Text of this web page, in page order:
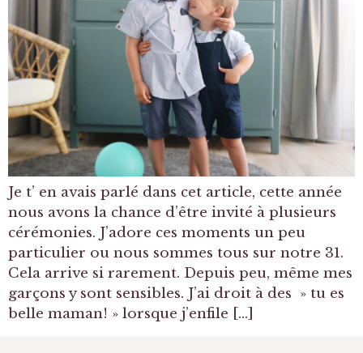
Je t’ en avais parlé dans cet article, cette année
nous avons la chance d’être invité à plusieurs
cérémonies. J’adore ces moments un peu
particulier ou nous sommes tous sur notre 31.
Cela arrive si rarement. Depuis peu, même mes
garçons y sont sensibles. J’ai droit à des » tu es
belle maman! » lorsque j’enfile […]